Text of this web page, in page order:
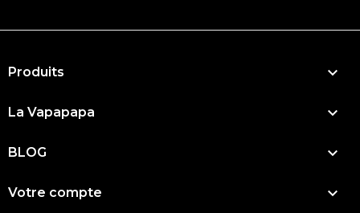
Produits 
La Vapapapa 
BLOG 
Votre compte 